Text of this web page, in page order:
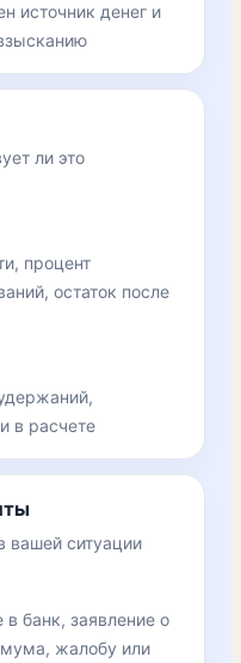
источник денег и
ли это
процент
остаток после
в расчете
вашей ситуации
банк, заявление о
жалобу или